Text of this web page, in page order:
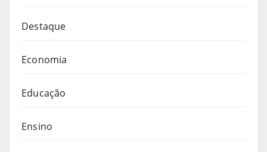
Destaque
Economia
Educação
Ensino